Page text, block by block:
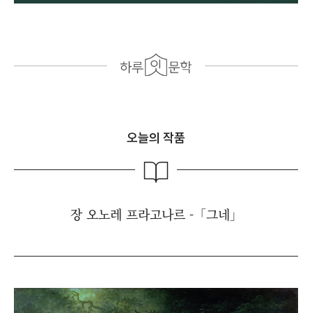
오늘의 작품
장 오노레 프라고나르 -「그네」